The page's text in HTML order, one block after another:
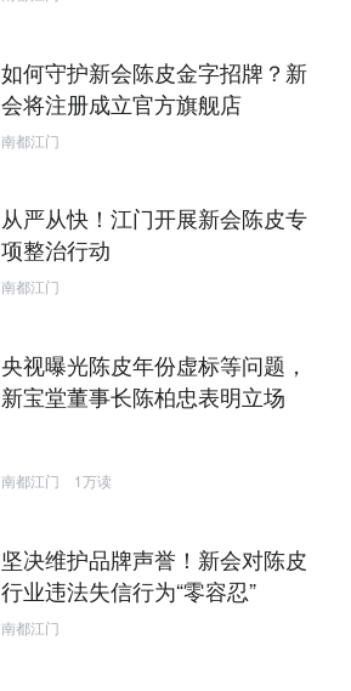
如何守护新会陈皮金字招牌？新
会将注册成立官方旗舰店
南都江门
从严从快！江门开展新会陈皮专
项整治行动
南都江门
央视曝光陈皮年份虚标等问题，
新宝堂董事长陈柏忠表明立场
南都江门 1万读
坚决维护品牌声誉！新会对陈皮
行业违法失信行为“零容忍”
南都江门